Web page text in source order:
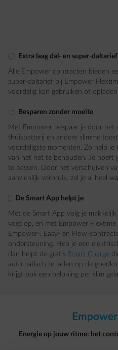
element-clock Extra laag dal- en super-daltarief​
Alle Empower contracten bieden
super-daltarief bij Empower
voordelig kan gebruiken of
element-piggybank Besparen zonder moeite​
Met Empower bespaar je door het
thuisbatterij en andere slimme
voordeligste momenten. Zo help
van het net te behouden. Je hoeft
te passen. Door het verschuiven
aanzienlijk verbruik, zal je al heel
De Smart App helpt je
Met de Smart App volg je
voet op, en met Empower
Empower-, Easy- en Flow-
ondersteuning. Heb je een
dan helpt de gratis Smart Charge
automatisch te laden op de
krijgt ook een beloning per slim
Energie op jouw ritme: het